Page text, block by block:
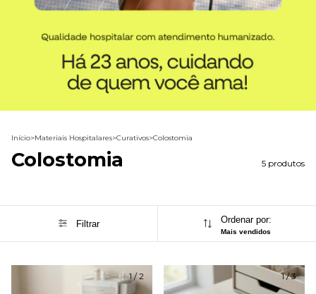
Início>Materiais Hospitalares>Curativos>Colostomia
Colostomia 5 produtos
Filtrar Ordenar por:
Mais vendidos
1/2 1/3